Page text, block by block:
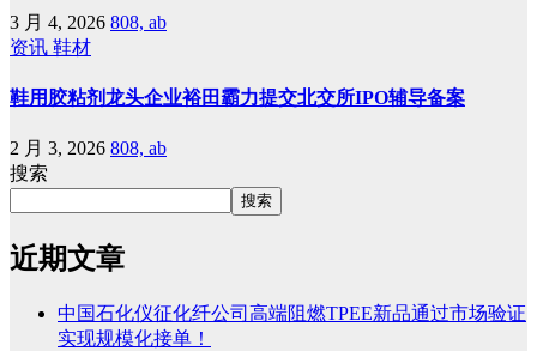
3 月 4, 2026 808, ab
资讯 鞋材
鞋用胶粘剂龙头企业裕田霸力提交北交所IPO辅导备案
2 月 3, 2026 808, ab
搜索
搜索
近期文章
中国石化仪征化纤公司高端阻燃TPEE新品通过市场验证
实现规模化接单！